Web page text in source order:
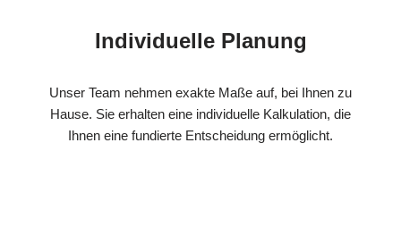
Individuelle Planung
Unser Team nehmen exakte Maße auf, bei Ihnen zu
Hause. Sie erhalten eine individuelle Kalkulation, die
Ihnen eine fundierte Entscheidung ermöglicht.